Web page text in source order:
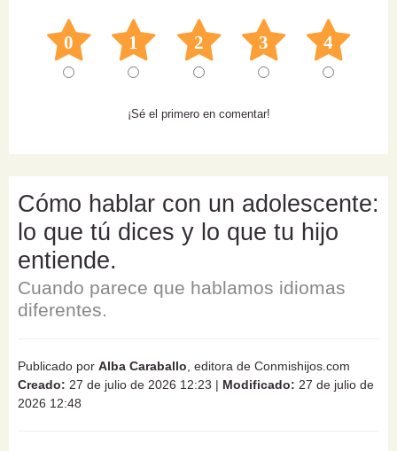
0 1 2 3 4
¡Sé el primero en comentar!
Cómo hablar con un adolescente:
lo que tú dices y lo que tu hijo
entiende.
Cuando parece que hablamos idiomas
diferentes.
Publicado por Alba Caraballo , editora de Conmishijos.com
Creado: 27 de julio de 2026 12:23 | Modificado: 27 de julio de
2026 12:48